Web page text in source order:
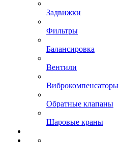
Задвижки
Фильтры
Балансировка
Вентили
Виброкомпенсаторы
Обратные клапаны
Шаровые краны